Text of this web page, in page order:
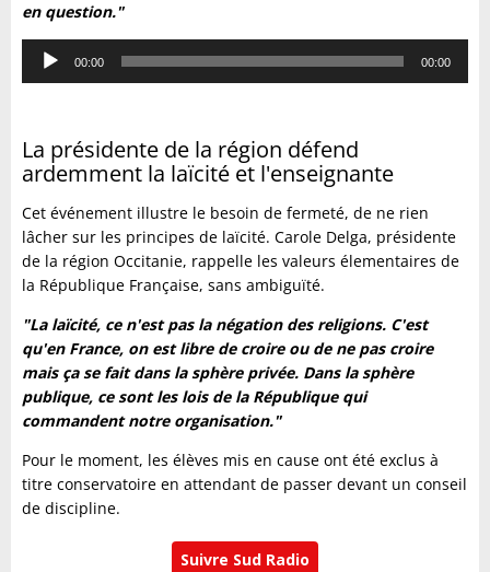
en question."
Lecteur
audio
00:00 00:00
La présidente de la région défend
ardemment la laïcité et l'enseignante
Cet événement illustre le besoin de fermeté, de ne rien
lâcher sur les principes de laïcité. Carole Delga, présidente
de la région Occitanie, rappelle les valeurs élementaires de
la République Française, sans ambiguïté.
"La laïcité, ce n'est pas la négation des religions. C'est
qu'en France, on est libre de croire ou de ne pas croire
mais ça se fait dans la sphère privée. Dans la sphère
publique, ce sont les lois de la République qui
commandent notre organisation."
Pour le moment, les élèves mis en cause ont été exclus à
titre conservatoire en attendant de passer devant un conseil
de discipline.
Suivre Sud Radio